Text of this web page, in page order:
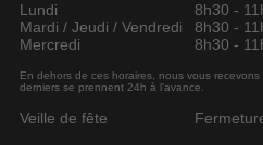
Lundi
8h30 -
Mardi / Jeudi / Vendredi
8h30 -
Mercredi
8h30 -
En dehors de ces horaires, nous vous
derniers se prennent 24h à l’avance.
Veille de fête